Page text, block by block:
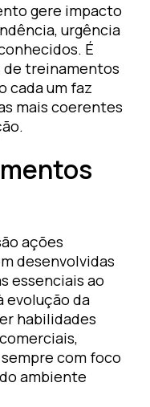
gere impacto
urgência
É
treinamentos
cada um faz
mais coerentes
ações
desenvolvidas
essenciais ao
evolução da
habilidades
com foco
ambiente